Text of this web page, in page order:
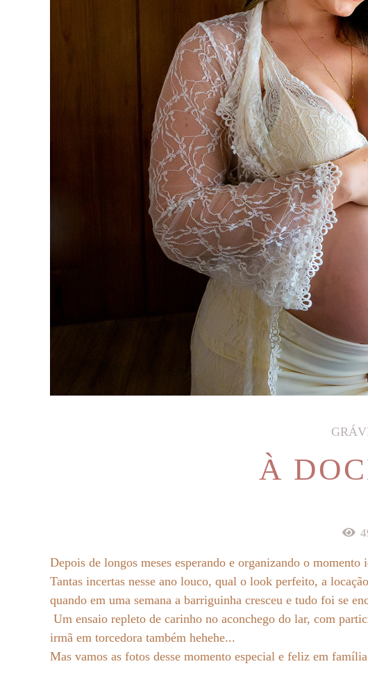
À
Depois de longos meses esperando e organizando o
Tantas incertas nesse ano louco, qual o look perfeito, a
quando em uma semana a barriguinha cresceu e tudo foi se
Um ensaio repleto de carinho no aconchego do lar, com
irmã em torcedora também hehehe...
Mas vamos as fotos desse momento especial e feliz em